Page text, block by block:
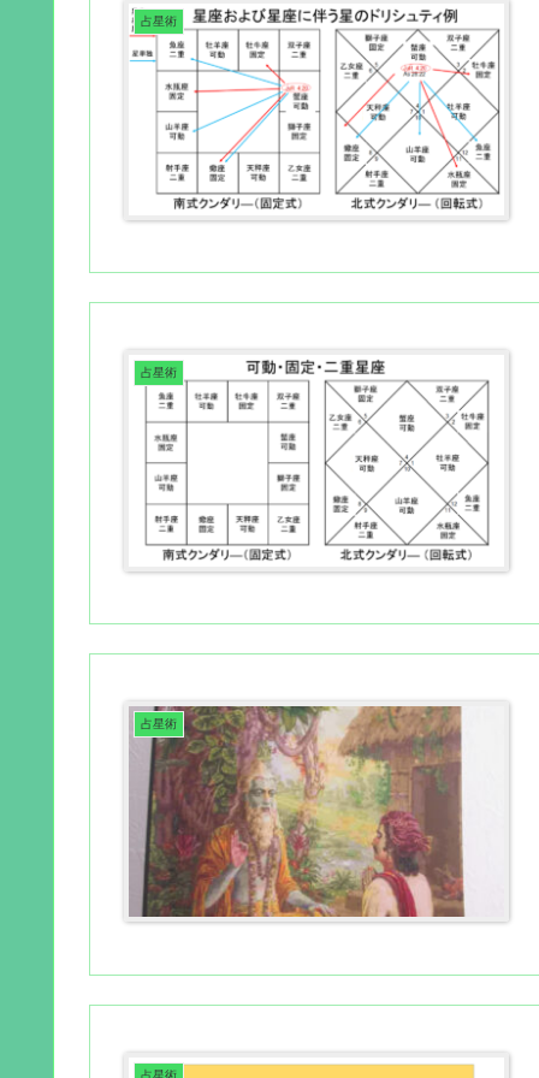
占星術
占星術
占星術
占星術